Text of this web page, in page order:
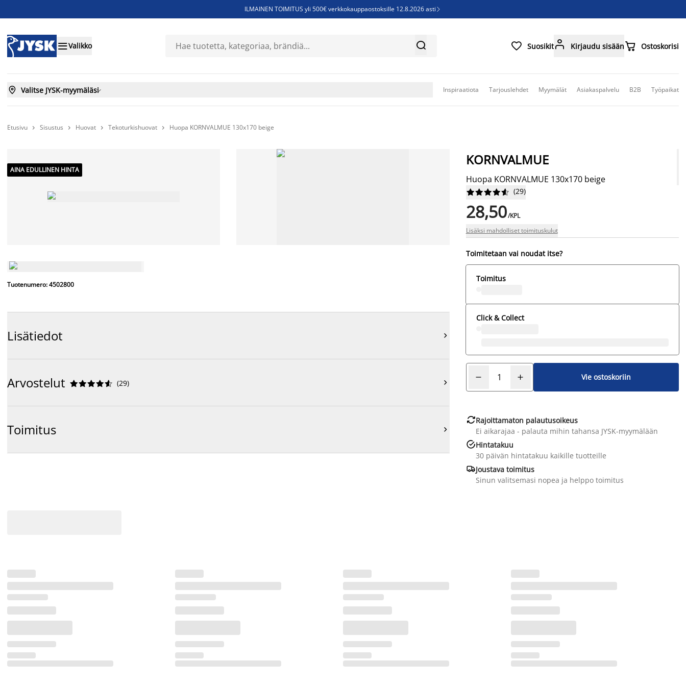
ILMAINEN TOIMITUS yli 500€ verkkokauppaostoksille 12.8.2026 asti 
Sijauspatjoja - Säästä jopa 60%
Valikko   Suosikit Kirjaudu sisään Ostoskorisi
 Valitse JYSK-myymäläsi Inspiraatiota Tarjouslehdet Myymälät Asiakaspalvelu B2B Työpaikat
Etusivu  Sisustus  Huovat  Tekoturkishuovat  Huopa KORNVALMUE 130x170 beige
AINA EDULLINEN HINTA
Tuotenumero: 4502800
Lisätiedot 
Arvostelut 




 (29) 
Toimitus 
KORNVALMUE
Huopa KORNVALMUE 130x170 beige





 (29)
28,50/KPL
Lisäksi mahdolliset toimituskulut
Toimitetaan vai noudat itse?
Toimitus
Click & Collect
Vie ostoskoriin
Rajoittamaton palautusoikeus
Ei aikarajaa - palauta mihin tahansa JYSK-myymälään
Hintatakuu
30 päivän hintatakuu kaikille tuotteille
Joustava toimitus
Sinun valitsemasi nopea ja helppo toimitus